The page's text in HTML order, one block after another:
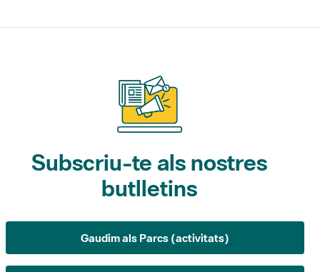
Subscriu-te als nostres
butlletins
Gaudim als Parcs (activitats)